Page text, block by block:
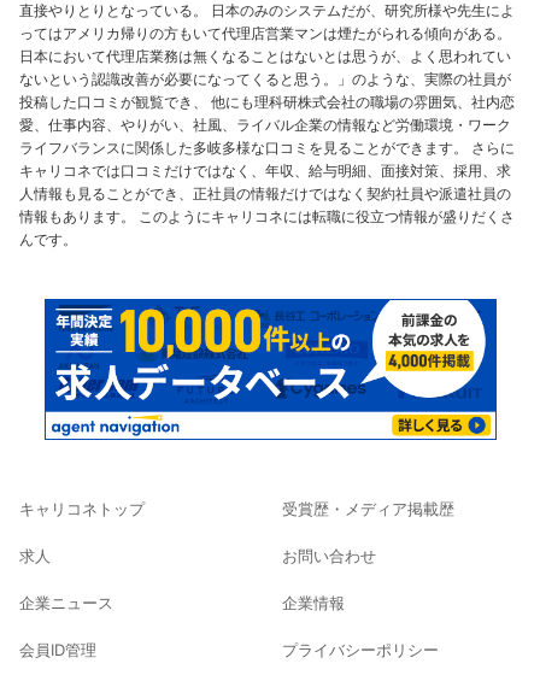
直接やりとりとなっている。 日本のみのシステムだが、研究所様や先生によ
ってはアメリカ帰りの方もいて代理店営業マンは煙たがられる傾向がある。
日本において代理店業務は無くなることはないとは思うが、よく思われてい
ないという認識改善が必要になってくると思う。」のような、実際の社員が
投稿した口コミが観覧でき、 他にも理科研株式会社の職場の雰囲気、社内恋
愛、仕事内容、やりがい、社風、ライバル企業の情報など労働環境・ワーク
ライフバランスに関係した多岐多様な口コミを見ることができます。 さらに
キャリコネでは口コミだけではなく、年収、給与明細、面接対策、採用、求
人情報も見ることができ、正社員の情報だけではなく契約社員や派遣社員の
情報もあります。 このようにキャリコネには転職に役立つ情報が盛りだくさ
んです。
キャリコネトップ
求人
企業ニュース
会員ID管理
受賞歴・メディア掲載歴
お問い合わせ
企業情報
プライバシーポリシー